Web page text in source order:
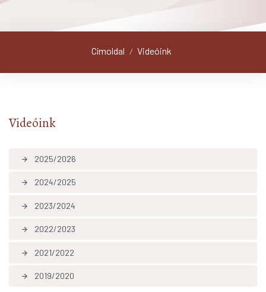
Címoldal / Videóink
Videóink
arrow_forward 2025/2026
arrow_forward 2024/2025
arrow_forward 2023/2024
arrow_forward 2022/2023
arrow_forward 2021/2022
arrow_forward 2019/2020